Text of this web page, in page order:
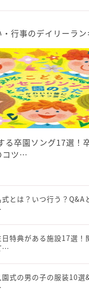
行事のデイリーラン
る卒園ソング17選！
コツ…
とは？いつ行う？Q&A
特典がある施設17選！
…
園式の男の子の服装10選